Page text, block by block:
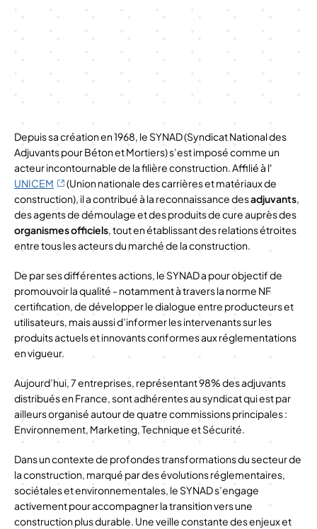
Depuis sa création en 1968, le SYNAD (Syndicat National des
Adjuvants pour Béton et Mortiers) s’est imposé comme un
acteur incontournable de la filière construction. Affilié à l'
UNICEM
(Union nationale des carrières et matériaux de
construction), il a contribué à la reconnaissance desadjuvants,
des agents de démoulage et des produits de cure auprès des
organismes officiels, tout en établissant des relations étroites
entre tous les acteurs du marché de la construction.
De par ses différentes actions, le SYNAD a pour objectif de
promouvoir la qualité - notamment à travers la norme NF
certification, de développer le dialogue entre producteurs et
utilisateurs, mais aussi d’informer les intervenants sur les
produits actuels et innovants conformes aux réglementations
en vigueur.
Aujourd’hui, 7 entreprises, représentant 98% des adjuvants
distribués en France, sont adhérentes au syndicat qui est par
ailleurs organisé autour de quatre commissions principales :
Environnement, Marketing, Technique et Sécurité.
Dans un contexte de profondes transformations du secteur de
la construction, marqué par des évolutions réglementaires,
sociétales et environnementales, le SYNAD s’engage
activement pour accompagner la transition vers une
construction plus durable. Une veille constante des enjeux et